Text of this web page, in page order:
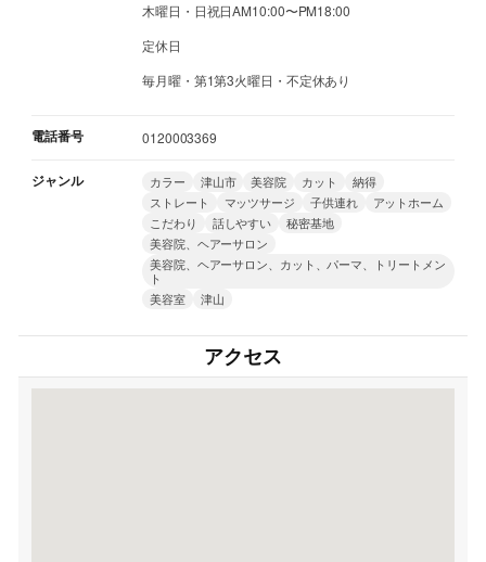
木曜日・日祝日AM10:00〜PM18:00
定休日
毎月曜・第1第3火曜日・不定休あり
電話番号 0120003369
ジャンル カラー 津山市 美容院 カット
納得
ストレート
マッツサージ 子供連れ
アットホーム
こだわり
話しやすい
秘密基地
美容院、ヘアーサロン
美容院、ヘアーサロン、カット、パーマ、トリートメン
ト
美容室
津山
アクセス